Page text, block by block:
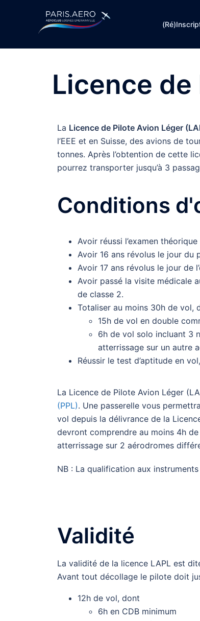
Licence de
La Licence de Pilote Avion Léger
l’EEE et en Suisse, des avions de
tonnes. Après l’obtention de cette
pourrez transporter jusqu’à 3
Conditions
Avoir réussi l’examen
Avoir 16 ans révolus le jour du
Avoir 17 ans révolus le jour de
Avoir passé la visite médicale
de classe 2.
Totaliser au moins 30h de vol,
15h de vol en double
6h de vol solo incluant 3
atterrissage sur un autre
Réussir le test d’aptitude en
La Licence de Pilote Avion Léger
(PPL). Une passerelle vous
vol depuis la délivrance de la
devront comprendre au moins 4h
atterrissage sur 2 aérodromes
NB : La qualification aux
Validité
La validité de la licence LAPL est
Avant tout décollage le pilote doit
12h de vol, dont
6h en CDB minimum